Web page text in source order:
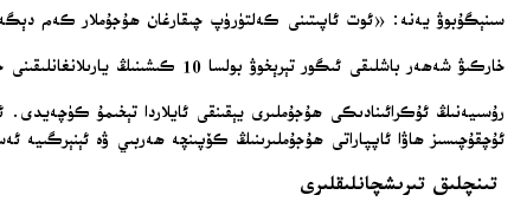
سىنېگۇبوۋ يەنە: «ئوت ئاپىتىنى كەلتۈرۈپ چىقارغان ھۇجۇملار كەم دېگەندە 18 ئاپتوموبىلغا زىيان يەتكۈزدى؛ كۆپ قەۋەتلىك بىنالارنىڭ دېرىزىلىرى چېقىلىپ، بىنالارنىڭ ئالدى تەرىپى زىيانغا
خاركىۋ شەھەر باشلىقى ئىگور تېرېخوۋ بولسا 10 كىشىنىڭ يارىلانغانلىقىنى خەۋەر قىلدى.
رۇسىيەنىڭ ئۇكرائىنادىكى ھۇجۇملىرى يېقىنقى ئايلاردا تېخىمۇ كۈچەيدى.
ئۇچقۇچىسىز ھاۋا ئاپپاراتى ھۇجۇملىرىنىڭ كۆپىنچە ھەربىي ۋە ئېنېرگىيە
تىنچلىق تىرىشچانلىقلىرى